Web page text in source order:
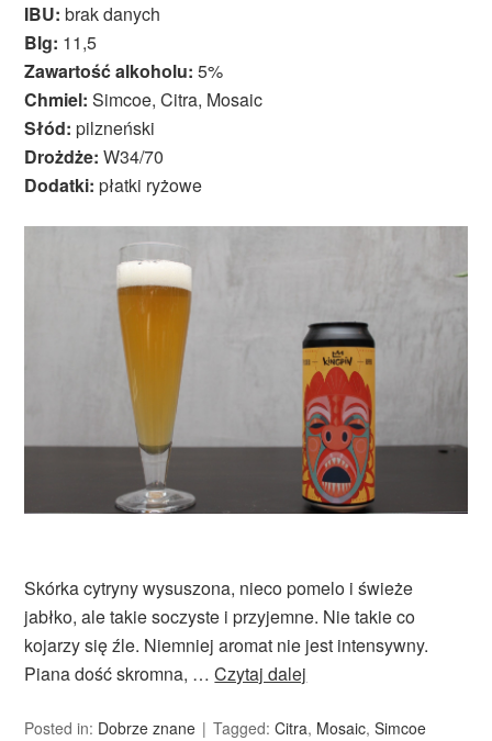
IBU: brak danych
Blg: 11,5
Zawartość alkoholu: 5%
Chmiel: Simcoe, Citra, Mosaic
Słód: pilzneński
Drożdże: W34/70
Dodatki: płatki ryżowe
Skórka cytryny wysuszona, nieco pomelo i świeże
jabłko, ale takie soczyste i przyjemne. Nie takie co
kojarzy się źle. Niemniej aromat nie jest intensywny.
Piana dość skromna, …Czytaj dalej
Posted in: Dobrze znane Tagged:Citra, Mosaic,Simcoe